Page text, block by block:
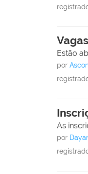
Estão
por
As
por